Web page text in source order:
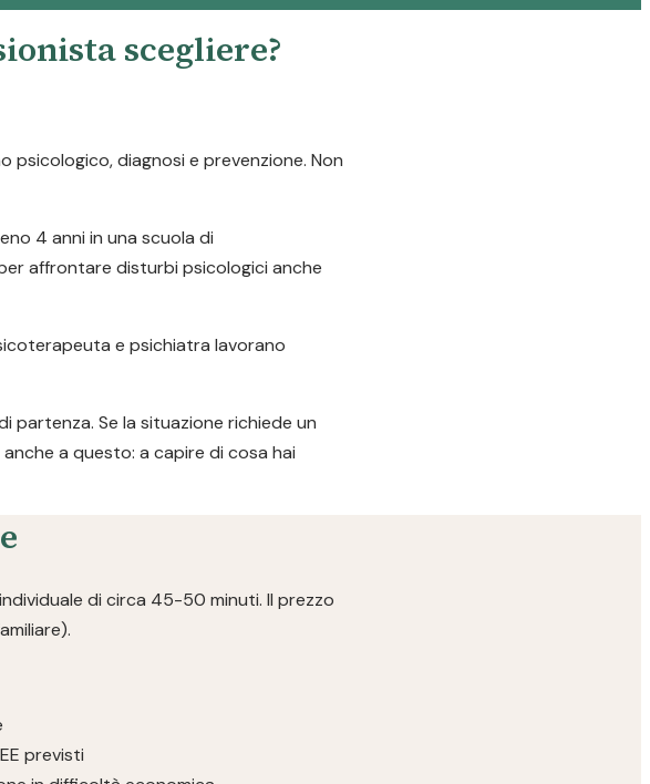
scegliere?
psicologico, diagnosi e prevenzione. Non
4 anni in una scuola di
affrontare disturbi psicologici anche
e psichiatra lavorano
Se la situazione richiede un
a questo: a capire di cosa hai
di circa 45-50 minuti. Il prezzo
previsti